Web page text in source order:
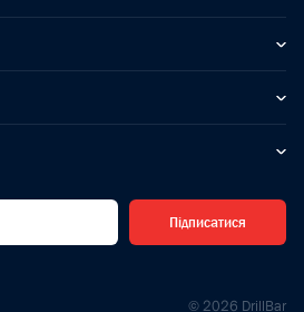
Підписатися
© 2026 DrillBar